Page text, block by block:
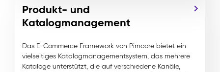
Produkt- und
Katalogmanagement
Das E-Commerce Framework von Pimcore bietet ein
vielseitiges Katalogmanagementsystem, das mehrere
Kataloge unterstützt, die auf verschiedene Kanäle,